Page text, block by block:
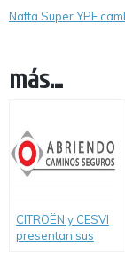
Nafta Super YPF
más...
CITROËN y CESVI
presentan sus